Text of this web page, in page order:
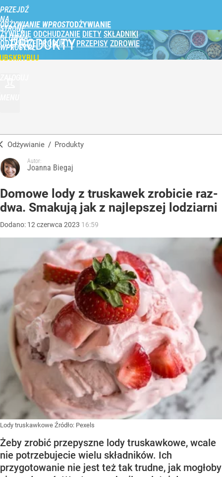
PRZEJDŹ
NA
STRONĘ
GŁÓWNĄ
WPROST.PL
ODŻYWIANIE WPROST
ŻYWIENIE ODCHUDZANIE DIETY SKŁADNIKI
ODŻYWCZE PRODUKTY PRZEPISY ZDROWIE
PRODUKTY
Odżywianie / Produkty
Autor:
Joanna Biegaj
Domowe lody z truskawek zrobicie raz-
dwa. Smakują jak z najlepszej lodziarni
Dodano: 12 czerwca 2023 16:59
Lody truskawkowe Źródło: Pexels
Żeby zrobić przepyszne lody truskawkowe, wcale
nie potrzebujecie wielu składników. Ich
przygotowanie nie jest też tak trudne, jak mogłoby